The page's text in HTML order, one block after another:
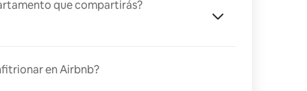
que compartirás?
en Airbnb?